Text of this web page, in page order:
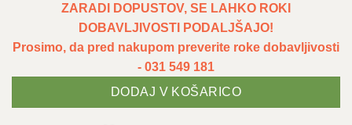
ZARADI DOPUSTOV, SE LAHKO ROKI
DOBAVLJIVOSTI PODALJŠAJO!
Prosimo, da pred nakupom preverite roke dobavljivosti
- 031 549 181
DODAJ V KOŠARICO